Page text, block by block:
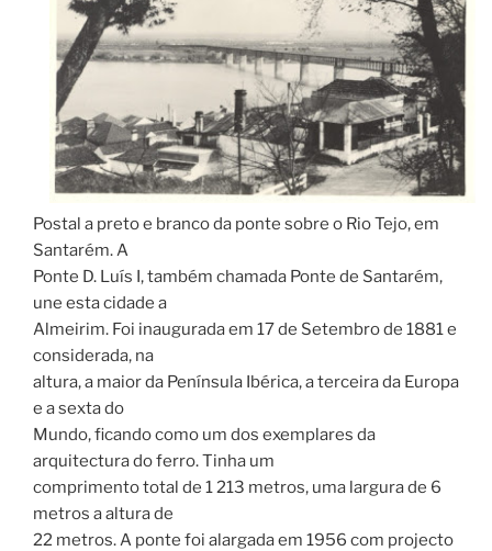
Postal a preto e branco da ponte sobre o Rio Tejo, em
Santarém. A
Ponte D. Luís I, também chamada Ponte de Santarém,
une esta cidade a
Almeirim. Foi inaugurada em 17 de Setembro de 1881 e
considerada, na
altura, a maior da Península Ibérica, a terceira da Europa
e a sexta do
Mundo, ficando como um dos exemplares da
arquitectura do ferro. Tinha um
comprimento total de 1 213 metros, uma largura de 6
metros a altura de
22 metros. A ponte foi alargada em 1956 com projecto